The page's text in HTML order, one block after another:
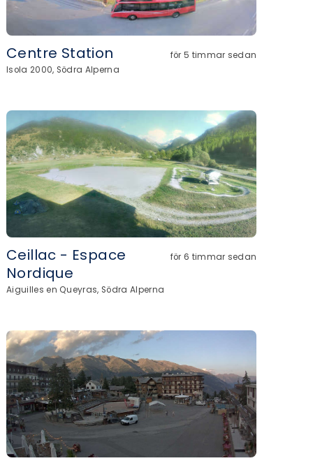
Centre Station
för 5 timmar sedan
Isola 2000, Södra Alperna
Ceillac - Espace
Nordique
för 6 timmar sedan
Aiguilles en Queyras, Södra Alperna